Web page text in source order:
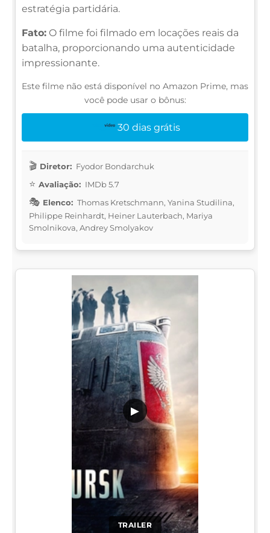
estratégia partidária.
Fato: O filme foi filmado em locações reais da
batalha, proporcionando uma autenticidade
impressionante.
Este filme não está disponível no Amazon Prime, mas
você pode usar o bônus:
30 dias grátis
Diretor: Fyodor Bondarchuk
Avaliação: IMDb 5.7
Elenco: Thomas Kretschmann, Yanina Studilina,
Philippe Reinhardt, Heiner Lauterbach, Mariya
Smolnikova, Andrey Smolyakov
TRAILER
▶